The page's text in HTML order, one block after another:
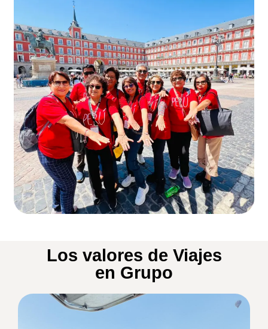
Los valores de Viajes
en Grupo